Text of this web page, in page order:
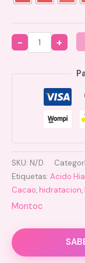
Quantity
SKU: N/D
Etiquetas: Acido
Cacao, hidratacion,
Montoc